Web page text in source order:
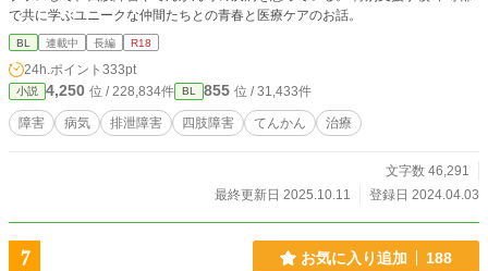
で共に学ぶユニークな仲間たちとの青春と医療ケアのお話。
BL 連載中 長編 R18
24h.ポイント 333pt
小説 4,250 位 / 228,834件 BL 855 位 / 31,433件
障害 病気 排泄障害 四肢障害 てんかん 治療
文字数 46,291
最終更新日 2025.10.11
登録日 2024.04.03
7 お気に入り追加 188